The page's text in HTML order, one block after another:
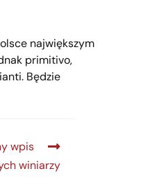
największym
primitivo,
Będzie
wpis
winiarzy